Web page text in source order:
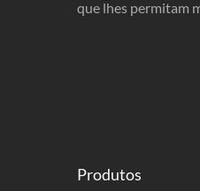
que lhes permitam
Produtos